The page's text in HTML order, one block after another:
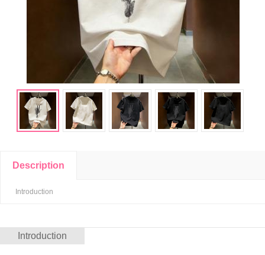
Description
Introduction
Introduction